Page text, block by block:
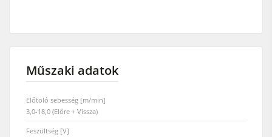
Műszaki adatok
Előtoló sebesség [m/min]
3,0-18,0 (Előre + Vissza)
Feszültség [V]